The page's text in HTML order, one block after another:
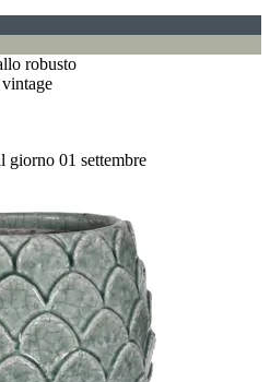
robusto
giorno 01 settembre